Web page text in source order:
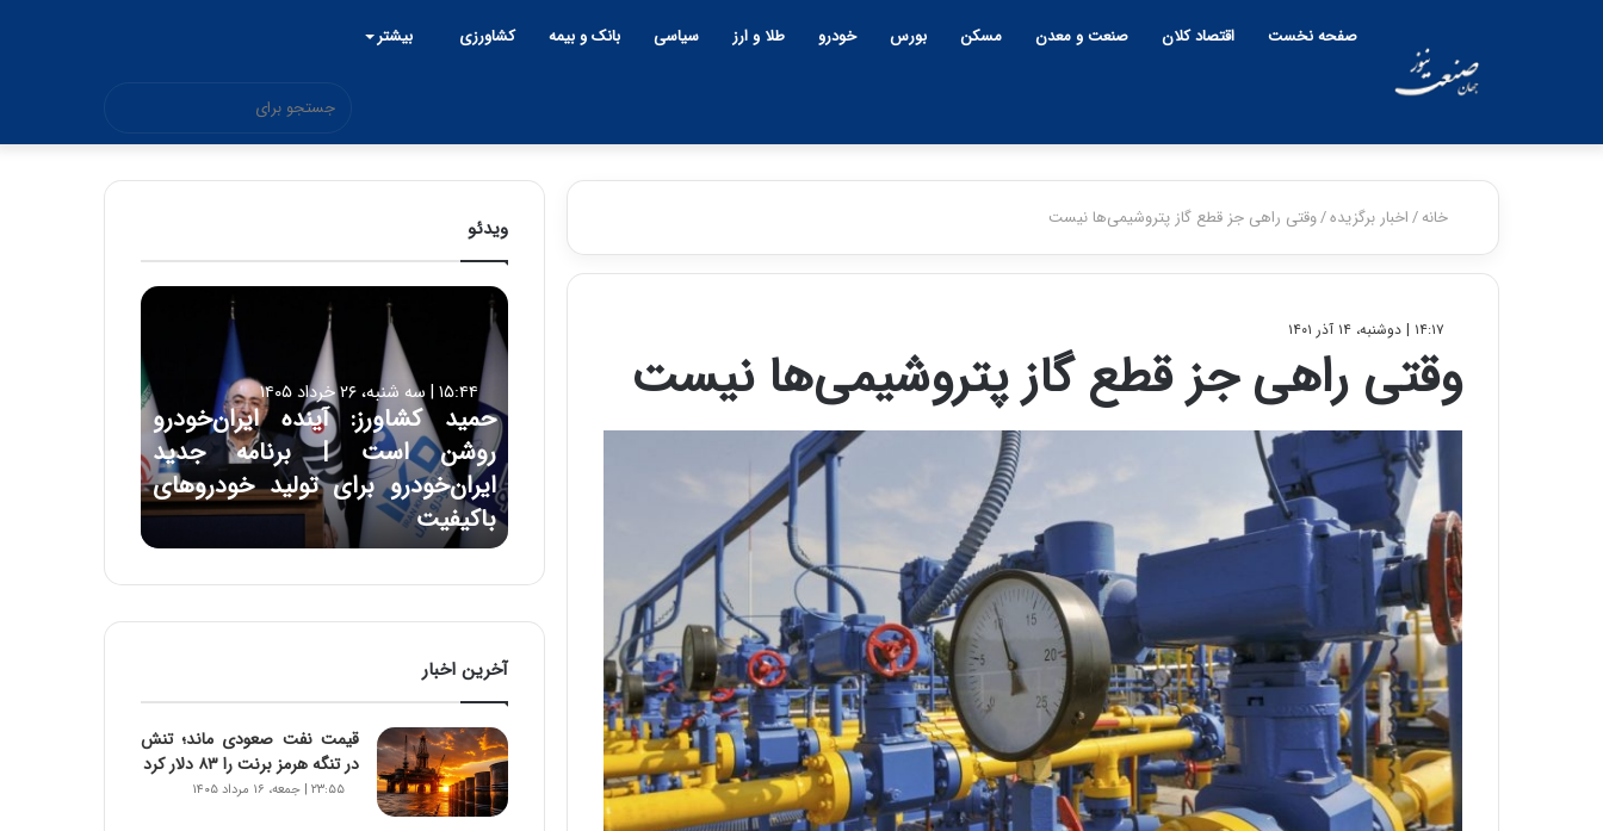
صفحه نخست اقتصاد کلان صنعت و معدن مسکن بورس خودرو طلا و ارز سیاسی بانک و بیمه کشاورزی بیشتر
برای
خانه/اخبار برگزیده/وقتی راهی جز قطع گاز پتروشیمی‌ها نیست
۱۴:۱۷ | دوشنبه، ۱۴ آذر ۱۴۰۱
وقتی راهی جز قطع گاز پتروشیمی‌ها نیست
ویدئو
ح
ی
ش
و
ر
ز
:
ن
ه
ا
ر
ن‌
۱۵:۴۴ | سه شنبه، ۲۶ خرداد ۱۴۰۵
حمید کشاورز: آینده ایران‌خودرو
روشن است | برنامه جدید
ایران‌خودرو برای تولید خودروهای
باکیفیت
آخرین اخبار
قیمت نفت صعودی ماند؛ تنش
در تنگه هرمز برنت را ۸۳ دلار کرد
۲۳:۵۵ | جمعه، ۱۶ مرداد ۱۴۰۵